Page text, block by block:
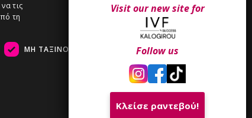
ΑΓΓΕΛΙΚΉ - 6986100600
ΒΆΣΩ - 6983200800
Visit our new site for
Follow us
Κλείσε ραντεβού!
τις
τη
ΜΗ ΤΑΞΙΝΟΜΗΜΈΝΑ